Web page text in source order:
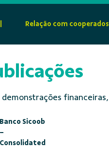
Relação com cooperados
Banco Sicoob
–
Consolidated